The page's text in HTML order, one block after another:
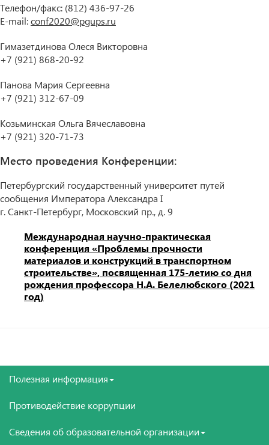
Телефон/факс: (812) 436-97-26
E-mail:conf2020@pgups.ru
Гимазетдинова Олеся Викторовна
+7 (921) 868-20-92
Панова Мария Сергеевна
+7 (921) 312-67-09
Козьминская Ольга Вячеславовна
+7 (921) 320-71-73
Место проведения Конференции:
Петербургский государственный университет путей
сообщения Императора Александра I
г. Санкт-Петербург, Московский пр., д. 9
Международная научно-практическая
конференция «Проблемы прочности
материалов и конструкций в транспортном
строительстве», посвященная 175-летию со дня
рождения профессора Н.А. Белелюбского (2021
год)
Полезная информация
Противодействие коррупции
Сведения об образовательной организации